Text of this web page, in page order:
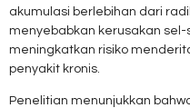
akumulasi berlebihan dari
menyebabkan kerusakan sel-
meningkatkan risiko
penyakit kronis.
Penelitian menunjukkan